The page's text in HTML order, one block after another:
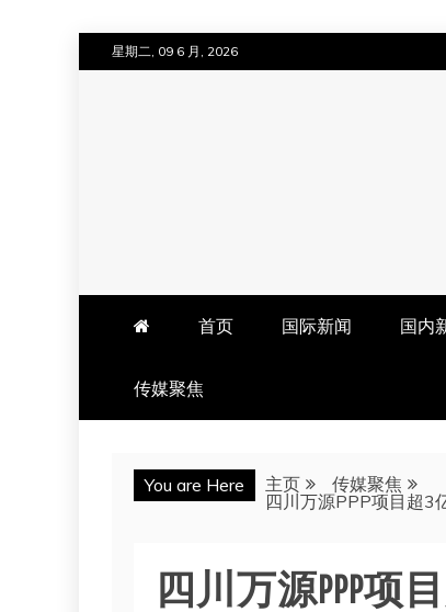
至
星期二, 09 6 月, 2026
首页 国际新闻 国内
传媒聚焦
You are Here 主页
传媒聚焦
四川万源PPP项目超3
四川万源PPP项